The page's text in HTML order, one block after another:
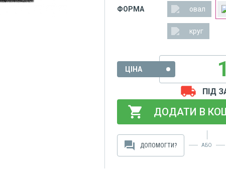
ФОРМА овал
круг
ЦІНА
local_shipping ПІД
shopping_cart ДОДАТИ В
forum ДОПОМОГТИ? АБО